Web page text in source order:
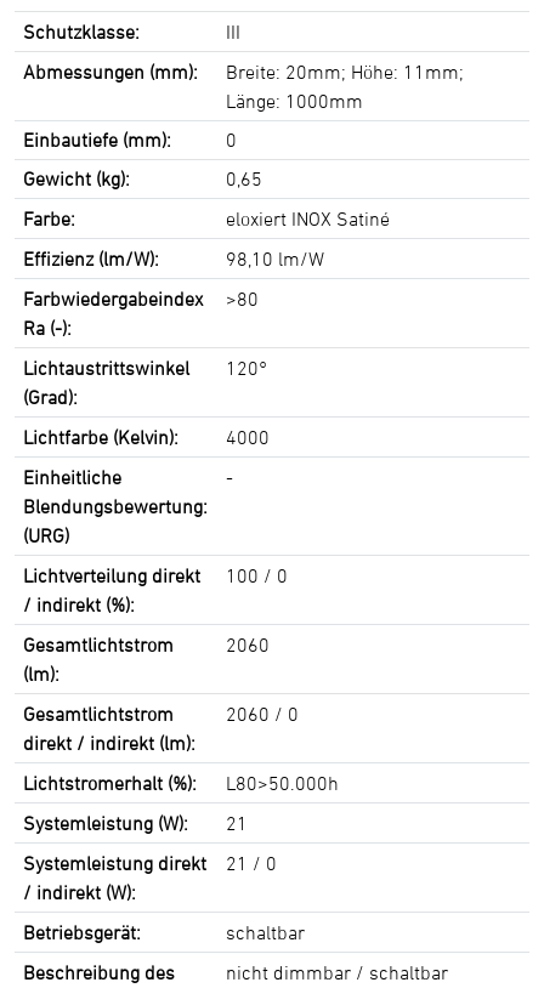
Schutzklasse:
III
Abmessungen (mm):
Breite: 20mm; Höhe: 11mm;
Länge: 1000mm
Einbautiefe (mm):
0
Gewicht (kg):
0,65
Farbe:
eloxiert INOX Satiné
Effizienz (lm/W):
98,10 lm/W
Farbwiedergabeindex
Ra (-):
>80
Lichtaustrittswinkel
(Grad):
120°
Lichtfarbe (Kelvin):
4000
Einheitliche
Blendungsbewertung:
(URG)
-
Lichtverteilung direkt
/ indirekt (%):
100 / 0
Gesamtlichtstrom
(lm):
2060
Gesamtlichtstrom
direkt / indirekt (lm):
2060 / 0
Lichtstromerhalt (%):
L80>50.000h
Systemleistung (W):
21
Systemleistung direkt
/ indirekt (W):
21 / 0
Betriebsgerät:
schaltbar
Beschreibung des
nicht dimmbar / schaltbar